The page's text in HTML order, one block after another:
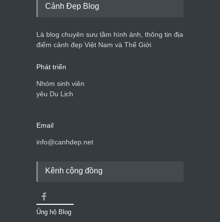
Cảnh Đẹp Blog
Là blog chuyên sưu tầm hình ảnh, thông tin địa
điểm cảnh đẹp Việt Nam và Thế Giới
Phát triển
Nhóm sinh viên
yêu Du Lịch
Email
info@canhdep.net
Kênh cộng đồng
Ủng hộ Blog